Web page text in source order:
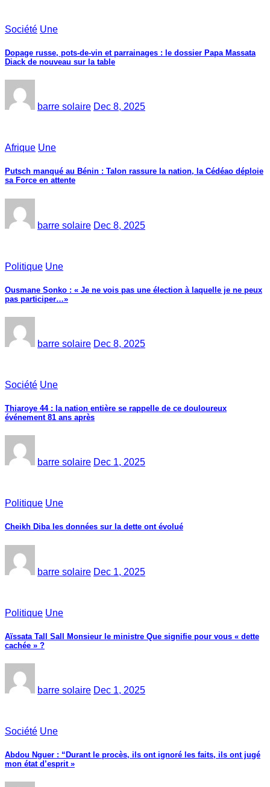
Société Une
Dopage russe, pots-de-vin et parrainages : le dossier Papa Massata
Diack de nouveau sur la table
barre solaire Dec 8, 2025
Afrique Une
Putsch manqué au Bénin : Talon rassure la nation, la Cédéao déploie
sa Force en attente
barre solaire Dec 8, 2025
Politique Une
Ousmane Sonko : « Je ne vois pas une élection à laquelle je ne peux
pas participer…»
barre solaire Dec 8, 2025
Société Une
Thiaroye 44 : la nation entière se rappelle de ce douloureux
événement 81 ans après
barre solaire Dec 1, 2025
Politique Une
Cheikh Diba les données sur la dette ont évolué
barre solaire Dec 1, 2025
Politique Une
Aïssata Tall Sall Monsieur le ministre Que signifie pour vous « dette
cachée » ?
barre solaire Dec 1, 2025
Société Une
Abdou Nguer : “Durant le procès, ils ont ignoré les faits, ils ont jugé
mon état d’esprit »